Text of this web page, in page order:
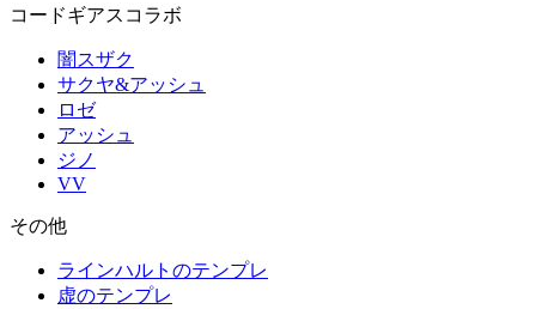
コードギアスコラボ
闇スザク
サクヤ&アッシュ
ロゼ
アッシュ
ジノ
VV
その他
ラインハルトのテンプレ
虚のテンプレ